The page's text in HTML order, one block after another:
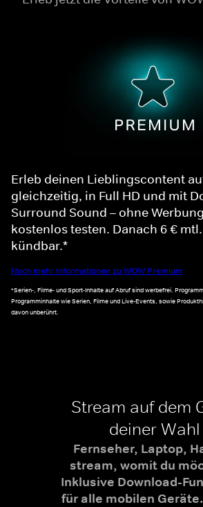
Erleb deinen Lieblingscontent
gleichzeitig, in Full HD und mit
Surround Sound – ohne
kostenlos testen. Danach 6 €
kündbar.*
Noch mehr Informationen zu WOW Premium
*Serien-, Filme- und Sport-Inhalte auf Abruf sind werbefrei.
Programminhalte wie Serien, Filme und Live-Events, sowie
davon unberührt.
Stream auf dem
deiner Wahl
Fernseher, Laptop,
stream, womit du
Inklusive Download-
für alle mobilen